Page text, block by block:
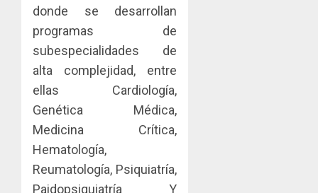
donde se desarrollan
programas de
subespecialidades de
alta complejidad, entre
ellas Cardiología,
Genética Médica,
Medicina Crítica,
Hematología,
Reumatología, Psiquiatría,
Paidopsiquiatría Y